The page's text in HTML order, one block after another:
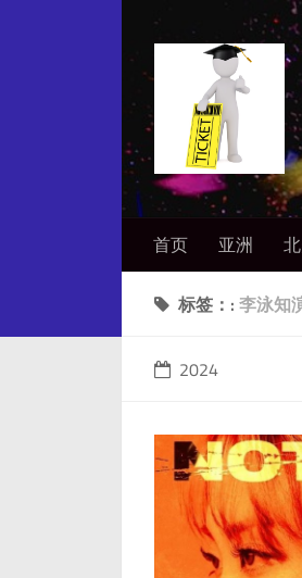
首页 亚洲
标签：: 李泳知
2024